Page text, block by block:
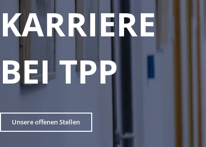
KARRIERE
BEI TPP
Unsere offenen Stellen